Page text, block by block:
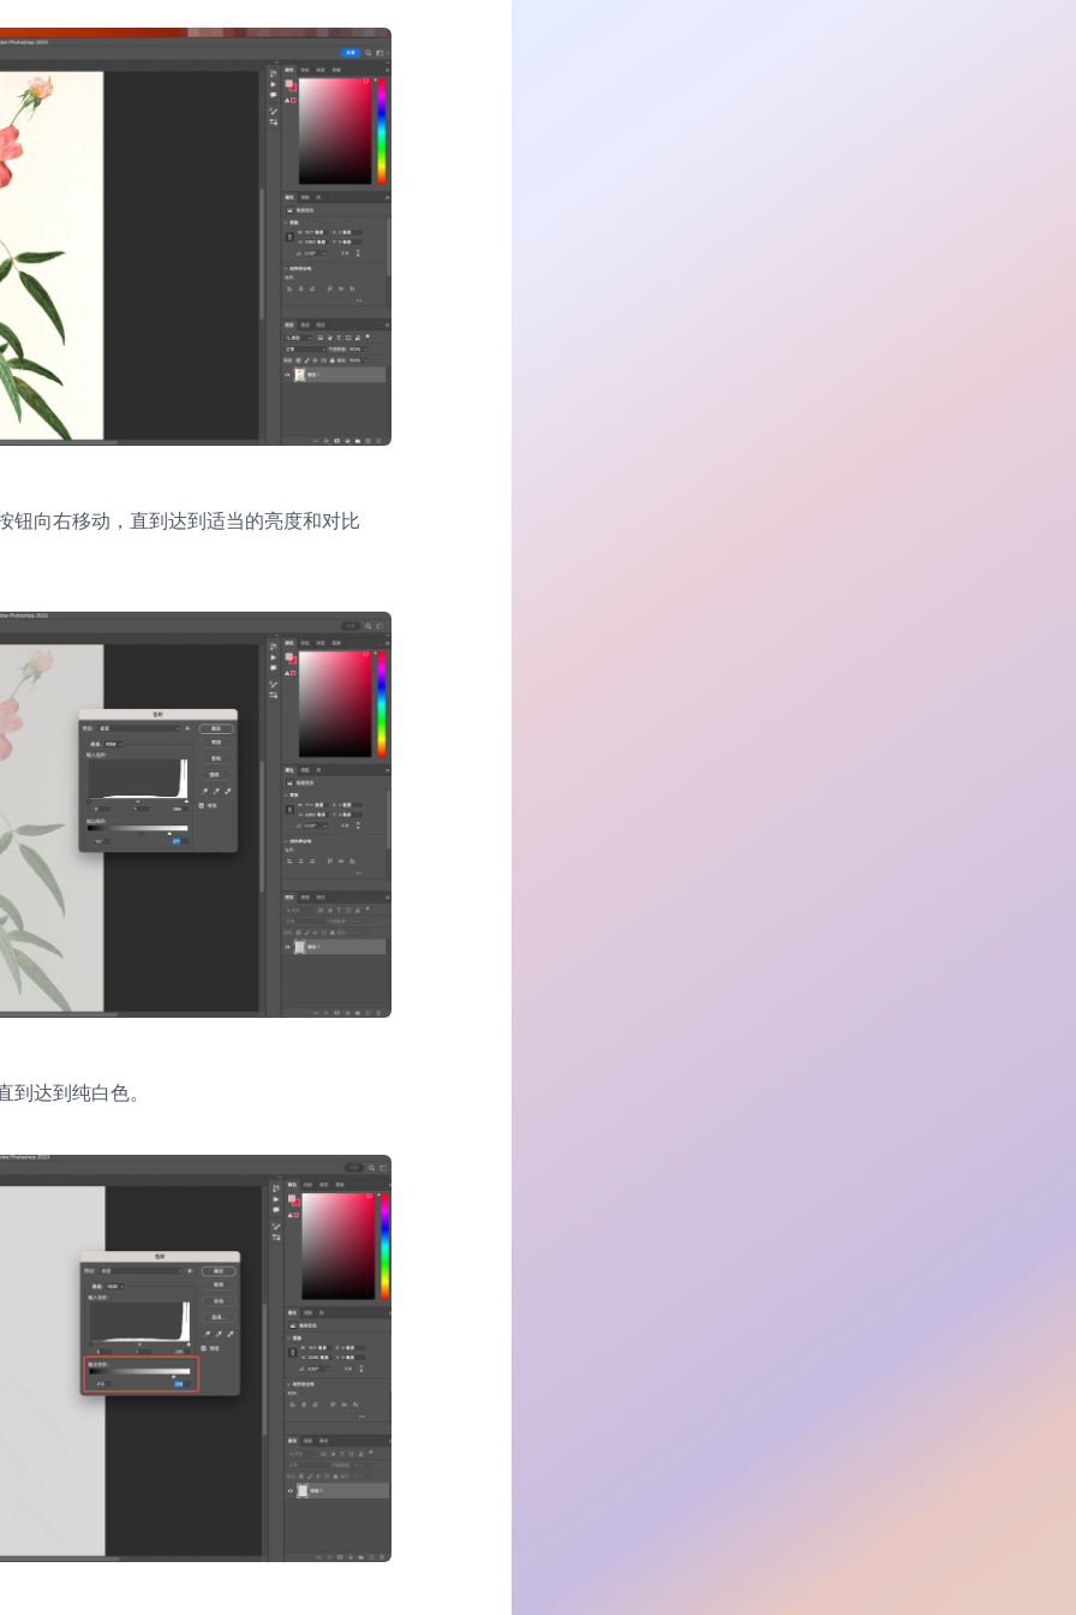
钮向右移动，直到达到适当的亮度和对比
达到纯白色。